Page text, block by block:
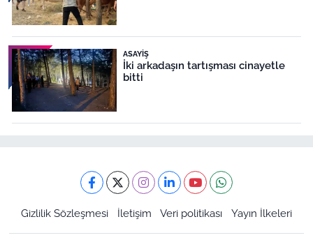
ASAYIŞ
İki arkadaşın tartışması cinayetle
bitti
Gizlilik Sözleşmesi İletişim Veri politikası Yayın İlkeleri